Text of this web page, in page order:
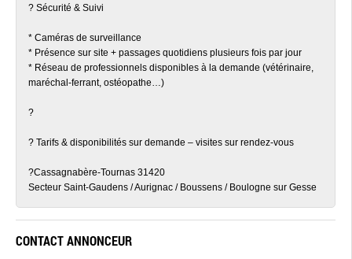
? Sécurité & Suivi
* Caméras de surveillance
* Présence sur site + passages quotidiens plusieurs fois par jour
* Réseau de professionnels disponibles à la demande (vétérinaire,
maréchal-ferrant, ostéopathe…)
?
? Tarifs & disponibilités sur demande – visites sur rendez-vous
?Cassagnabère-Tournas 31420
Secteur Saint-Gaudens / Aurignac / Boussens / Boulogne sur Gesse
CONTACT ANNONCEUR